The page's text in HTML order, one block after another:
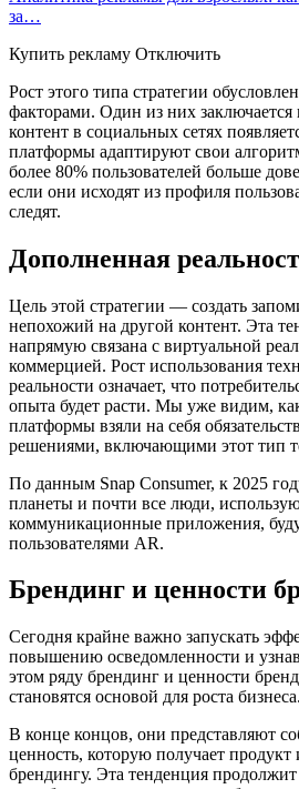
за…
Купить рекламу Отключить
Рост этого типа стратегии
факторами. Один из них заключается
контент в социальных сетях
платформы адаптируют свои
более 80% пользователей больше
если они исходят из профиля
следят.
Дополненная
Цель этой стратегии — создать
непохожий на другой контент. Эта
напрямую связана с виртуальной
коммерцией. Рост использования
реальности означает, что
опыта будет расти. Мы уже видим,
платформы взяли на себя
решениями, включающими этот тип
По данным Snap Consumer, к 2025
планеты и почти все люди,
коммуникационные приложения,
пользователями AR.
Брендинг и ценности
Сегодня крайне важно запускать
повышению осведомленности и
этом ряду брендинг и ценности
становятся основой для роста бизнеса.
В конце концов, они представляют
ценность, которую получает продукт
брендингу. Эта тенденция